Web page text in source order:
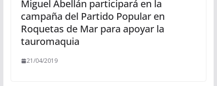
Miguel Abellán participará en la
campaña del Partido Popular en
Roquetas de Mar para apoyar la
tauromaquia
21/04/2019